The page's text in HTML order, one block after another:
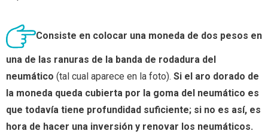
Consiste en colocar una moneda de dos pesos en
una de las ranuras de la banda de rodadura del
neumático (tal cual aparece en la foto). Si el aro dorado de
la moneda queda cubierta por la goma del neumático es
que todavía tiene profundidad suficiente; si no es así, es
hora de hacer una inversión y renovar los neumáticos.